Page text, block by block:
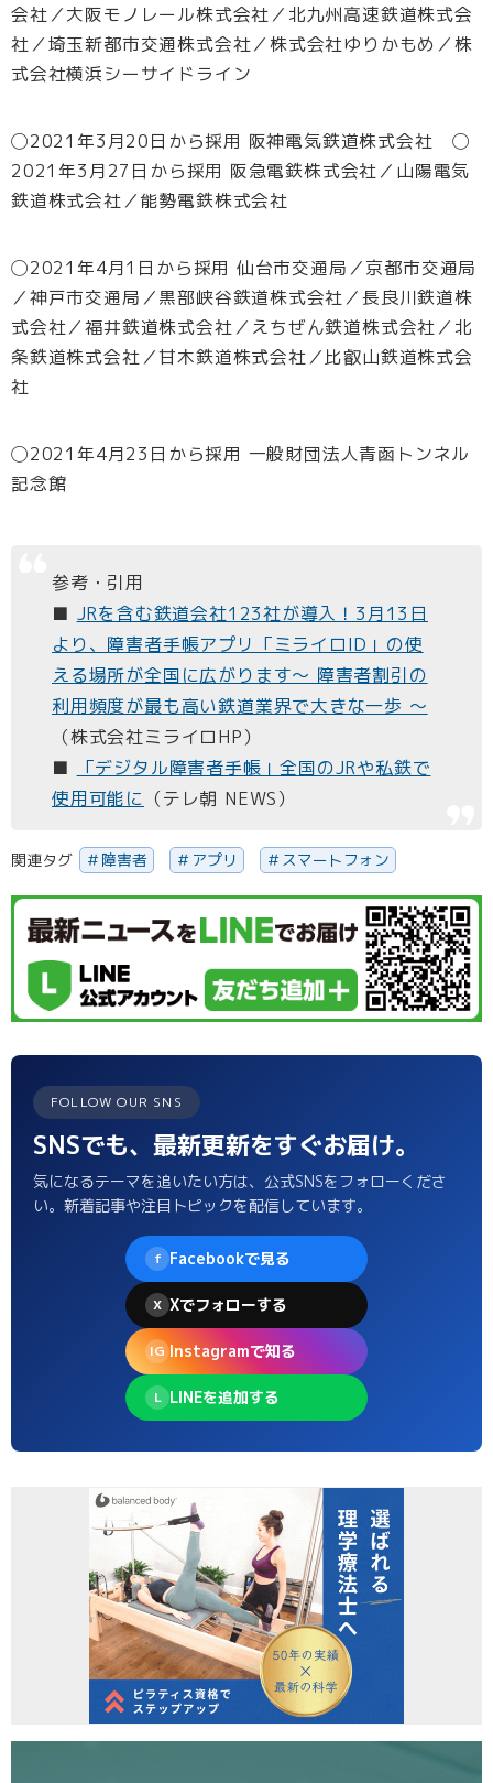
会社／大阪モノレール株式会社／北九州高速鉄道株式会
社／埼玉新都市交通株式会社／株式会社ゆりかもめ／株
式会社横浜シーサイドライン
◯2021年3月20日から採用 阪神電気鉄道株式会社 ◯
2021年3月27日から採用 阪急電鉄株式会社／山陽電気
鉄道株式会社／能勢電鉄株式会社
◯2021年4月1日から採用 仙台市交通局／京都市交通局
／神戸市交通局／黒部峡谷鉄道株式会社／長良川鉄道株
式会社／福井鉄道株式会社／えちぜん鉄道株式会社／北
条鉄道株式会社／甘木鉄道株式会社／比叡山鉄道株式会
社
◯2021年4月23日から採用 一般財団法人青函トンネル
記念館
参考・引用
■ JRを含む鉄道会社123社が導入！3月13日
より、障害者手帳アプリ「ミライロID」の使
える場所が全国に広がります～ 障害者割引の
利用頻度が最も高い鉄道業界で大きな一歩 ～
（株式会社ミライロHP）
■
「デジタル障害者手帳」全国のJRや私鉄で
使用可能に （テレ朝 NEWS）
関連タグ 障害者 アプリ スマートフォン
FOLLOW OUR SNS
SNSでも、最新更新をすぐお届け。
気になるテーマを追いたい方は、公式SNSをフォローくださ
い。新着記事や注目トピックを配信しています。
f Facebookで見る
X Xでフォローする
IG Instagramで知る
L LINEを追加する